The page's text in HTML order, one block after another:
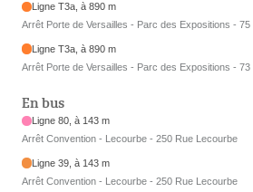
Ligne T3a, à 890 m
Arrêt Porte de Versailles - Parc des Expositions -
Ligne T3a, à 890 m
Arrêt Porte de Versailles - Parc des Expositions -
En bus
Ligne 80, à 143 m
Arrêt Convention - Lecourbe - 250 Rue Lecourbe
Ligne 39, à 143 m
Arrêt Convention - Lecourbe - 250 Rue Lecourbe